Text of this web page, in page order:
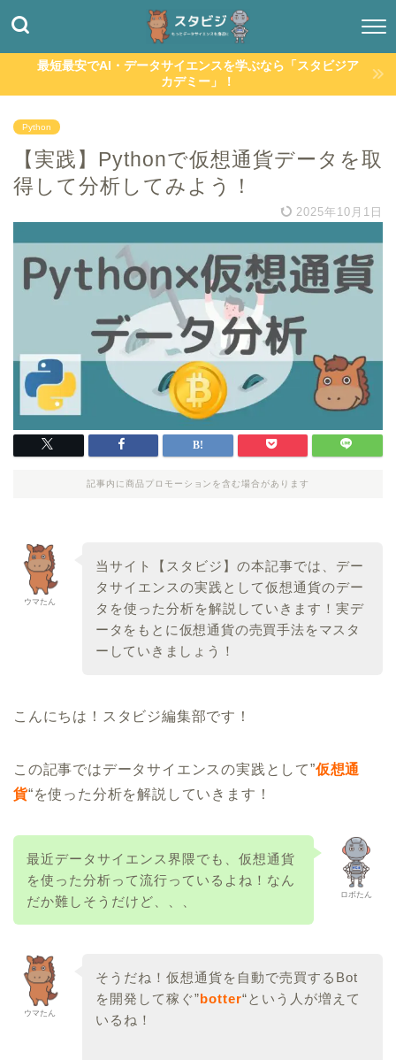
最短最安でAI・データサイエンスを学ぶなら「スタビジア
カデミー」！
Python
【実践】Pythonで仮想通貨データを取
得して分析してみよう！
2025年10月1日
記事内に商品プロモーションを含む場合があります
ウマたん
当サイト【スタビジ】の本記事では、デー
タサイエンスの実践として仮想通貨のデー
タを使った分析を解説していきます！ 実デ
ータをもとに仮想通貨の売買手法をマスタ
ーしていきましょう！
こんにちは！スタビジ編集部です！
この記事ではデータサイエンスの実践として”仮想通
貨“を使った分析を解説していきます！
ロボたん
最近データサイエンス界隈でも、仮想通貨
を使った分析って流行っているよね！なん
だか難しそうだけど、、、
ウマたん
そうだね！仮想通貨を自動で売買するBot
を開発して稼ぐ”botter“という人が増えて
いるね！